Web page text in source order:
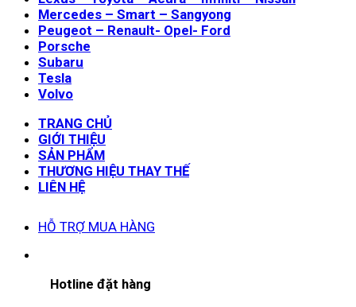
Mercedes – Smart – Sangyong
Peugeot – Renault- Opel- Ford
Porsche
Subaru
Tesla
Volvo
TRANG CHỦ
GIỚI THIỆU
SẢN PHẨM
THƯƠNG HIỆU THAY THẾ
LIÊN HỆ
HỖ TRỢ MUA HÀNG
Hotline đặt hàng